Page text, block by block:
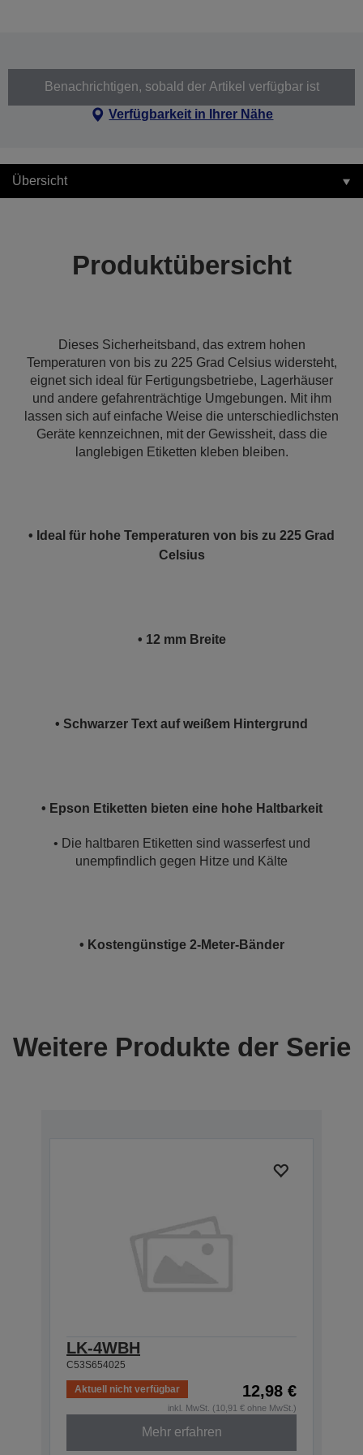
Benachrichtigen, sobald der Artikel verfügbar ist
Verfügbarkeit in Ihrer Nähe
Übersicht
Produktübersicht
Dieses Sicherheitsband, das extrem hohen
Temperaturen von bis zu 225 Grad Celsius widersteht,
eignet sich ideal für Fertigungsbetriebe, Lagerhäuser
und andere gefahrenträchtige Umgebungen. Mit ihm
lassen sich auf einfache Weise die unterschiedlichsten
Geräte kennzeichnen, mit der Gewissheit, dass die
langlebigen Etiketten kleben bleiben.
• Ideal für hohe Temperaturen von bis zu 225 Grad
Celsius
• 12 mm Breite
• Schwarzer Text auf weißem Hintergrund
• Epson Etiketten bieten eine hohe Haltbarkeit
• Die haltbaren Etiketten sind wasserfest und
unempfindlich gegen Hitze und Kälte
• Kostengünstige 2-Meter-Bänder
Weitere Produkte der Serie
LK-4WBH
C53S654025
Aktuell nicht verfügbar 12,98 €
inkl. MwSt. (10,91 € ohne MwSt.)
Mehr erfahren